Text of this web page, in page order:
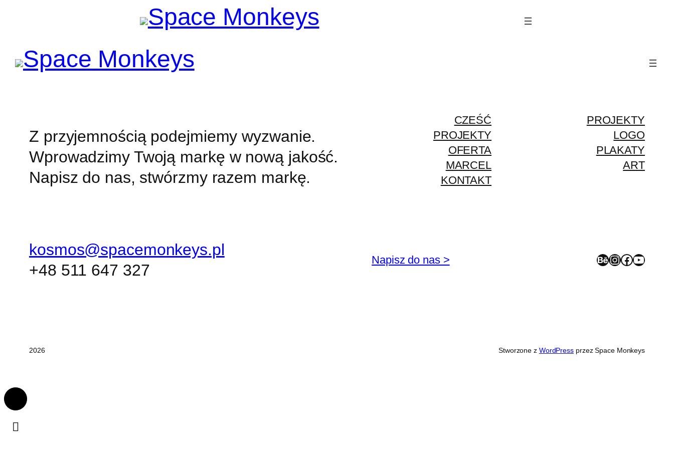
Z przyjemnością podejmiemy wyzwanie.
Wprowadzimy Twoją markę w nową jakość.
Napisz do nas, stwórzmy razem markę.
CZEŚĆ
PROJEKTY
OFERTA
MARCEL
KONTAKT
PROJEKTY
LOGO
PLAKATY
ART
kosmos@spacemonkeys.pl
+48 511 647 327
Napisz do nas > Behance InstagramFacebook YouTube
2026 Stworzone z WordPress przez Space Monkeys